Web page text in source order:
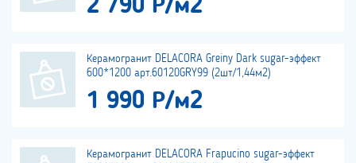
2 790 Р/м2
Керамогранит DELACORA Greiny Dark sugar-эффект
600*1200 арт.60120GRY99 (2шт/1,44м2)
1 990 Р/м2
Керамогранит DELACORA Frapucino sugar-эффект